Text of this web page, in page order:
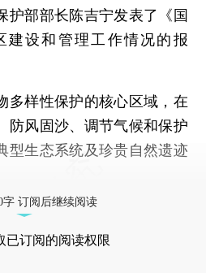
护部部长陈吉宁发表了《国
建设和管理工作情况的报
样性保护的核心区域，在
防风固沙、调节气候和保护
型生态系统及珍贵自然遗迹
字 订阅后继续阅读
已订阅的阅读权限